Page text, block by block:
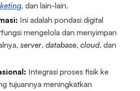
, dan lain-lain.
Ini adalah pondasi digital
mengelola dan menyimpan
server,database,cloud, dan
Integrasi proses fisik ke
tujuannya meningkatkan